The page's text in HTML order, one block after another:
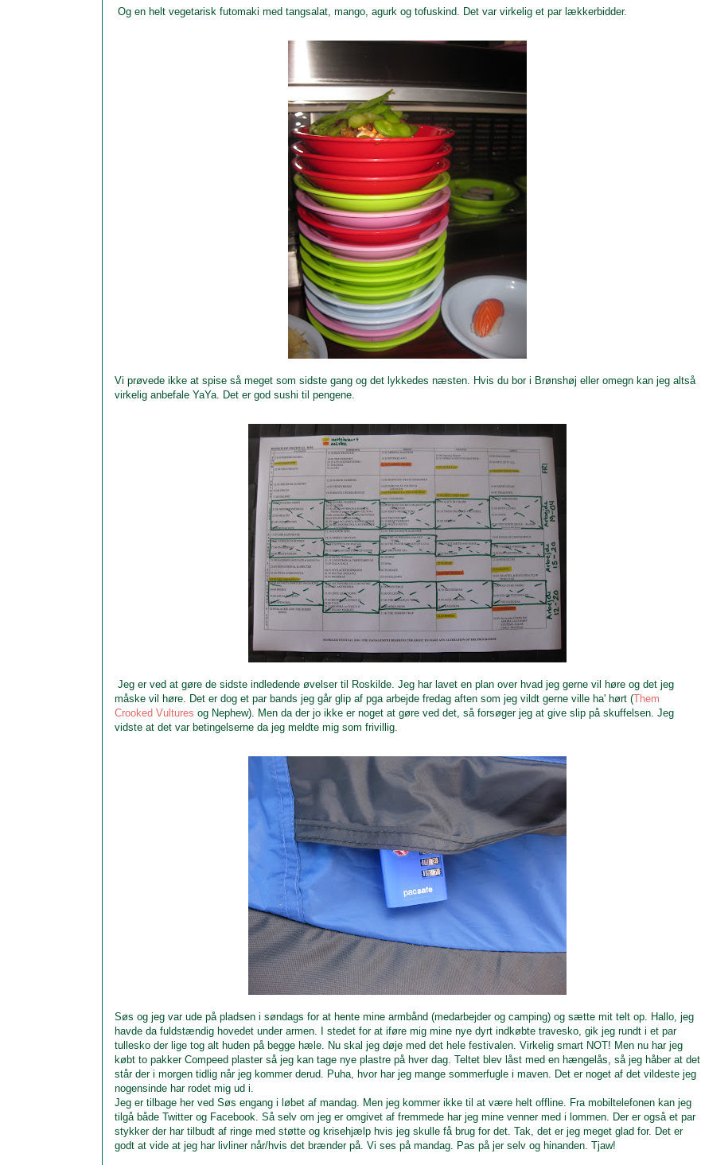
Og en helt vegetarisk futomaki med tangsalat, mango, agurk og tofuskind. Det var virkelig et par lækkerbidder.
Vi prøvede ikke at spise så meget som sidste gang og det lykkedes næsten. Hvis du bor i Brønshøj eller omegn kan jeg altså
virkelig anbefale YaYa. Det er god sushi til pengene.
Jeg er ved at gøre de sidste indledende øvelser til Roskilde. Jeg har lavet en plan over hvad jeg gerne vil høre og det jeg
måske vil høre. Det er dog et par bands jeg går glip af pga arbejde fredag aften som jeg vildt gerne ville ha' hørt (Them
Crooked Vultures og Nephew). Men da der jo ikke er noget at gøre ved det, så forsøger jeg at give slip på skuffelsen. Jeg
vidste at det var betingelserne da jeg meldte mig som frivillig.
Søs og jeg var ude på pladsen i søndags for at hente mine armbånd (medarbejder og camping) og sætte mit telt op. Hallo, jeg
havde da fuldstændig hovedet under armen. I stedet for at iføre mig mine nye dyrt indkøbte travesko, gik jeg rundt i et par
tullesko der lige tog alt huden på begge hæle. Nu skal jeg døje med det hele festivalen. Virkelig smart NOT! Men nu har jeg
købt to pakker Compeed plaster så jeg kan tage nye plastre på hver dag. Teltet blev låst med en hængelås, så jeg håber at det
står der i morgen tidlig når jeg kommer derud. Puha, hvor har jeg mange sommerfugle i maven. Det er noget af det vildeste jeg
nogensinde har rodet mig ud i.
Jeg er tilbage her ved Søs engang i løbet af mandag. Men jeg kommer ikke til at være helt offline. Fra mobiltelefonen kan jeg
tilgå både Twitter og Facebook. Så selv om jeg er omgivet af fremmede har jeg mine venner med i lommen. Der er også et par
stykker der har tilbudt af ringe med støtte og krisehjælp hvis jeg skulle få brug for det. Tak, det er jeg meget glad for. Det er
godt at vide at jeg har livliner når/hvis det brænder på. Vi ses på mandag. Pas på jer selv og hinanden. Tjaw!